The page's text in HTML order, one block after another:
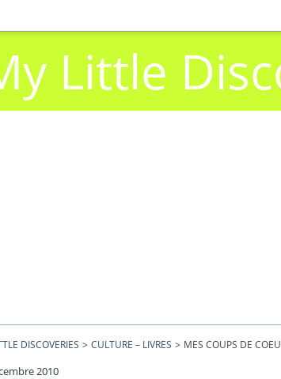
Little
DISCOVERIES > CULTURE – LIVRES > MES COUPS DE
2010